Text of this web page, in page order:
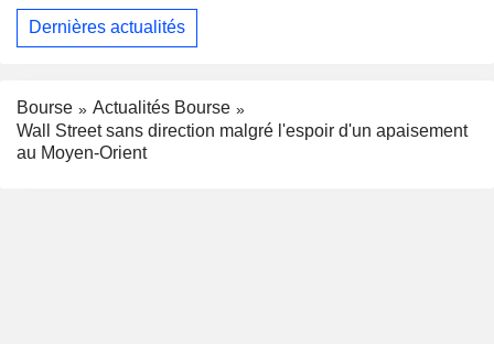
Dernières actualités
Bourse
Actualités Bourse
Wall Street sans direction malgré l'espoir d'un apaisement
au Moyen-Orient